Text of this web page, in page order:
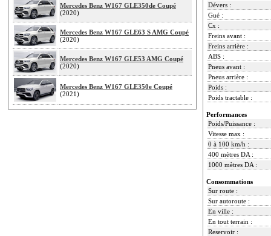
Mercedes Benz W167 GLE350de Coupé
(2020)
Mercedes Benz W167 GLE63 S AMG Coupé
(2020)
Mercedes Benz W167 GLE53 AMG Coupé
(2020)
Mercedes Benz W167 GLE350e Coupé
(2021)
Dévers :
Gué :
Cx :
Freins avant :
Freins arrière :
ABS :
Pneus avant :
Pneus arrière :
Poids :
Poids tractable :
Performances
Poids/Puissance :
Vitesse max :
0 à 100 km/h :
400 mètres DA :
1000 mètres DA :
Consommations
Sur route :
Sur autoroute :
En ville :
En tout terrain :
Reservoir :